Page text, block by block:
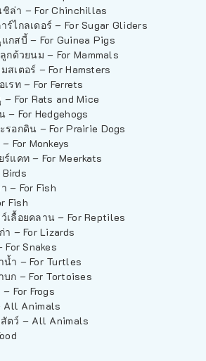
ล่า – For Chinchillas
ร์ไกลเดอร์ – For Sugar Gliders
กสบี้ – For Guinea Pigs
กด้วยนม – For Mammals
สเตอร์ – For Hamsters
เรท – For Ferrets
For Rats and Mice
– For Hedgehogs
รอกดิน – For Prairie Dogs
For Monkeys
ร์แคท – For Meerkats
– For Fish
Fish
เลื้อยคลาน – For Reptiles
า – For Lizards
For Snakes
น้ำ – For Turtles
บก – For Tortoises
For Frogs
All Animals
ตว์ – All Animals